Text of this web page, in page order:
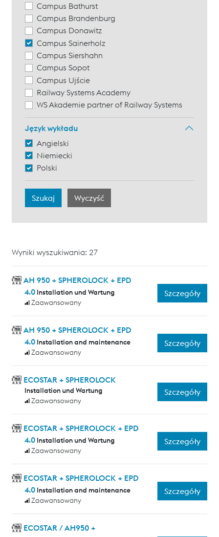
Campus Bathurst
Campus Brandenburg
Campus Donawitz
Campus Sainerholz
Campus Siershahn
Campus Sopot
Campus Ujście
Railway Systems Academy
WS Akademie partner of Railway Systems
Język wykładu
Angielski
Niemiecki
Polski
Wyniki wyszukiwania: 27
AH 950 + SPHEROLOCK + EPD
4.0 Installation und Wartung
Zaawansowany
Szczegóły
AH 950 + SPHEROLOCK + EPD
4.0 Installation and maintenance
Zaawansowany
Szczegóły
ECOSTAR + SPHEROLOCK
Installation und Wartung
Zaawansowany
Szczegóły
ECOSTAR + SPHEROLOCK + EPD
4.0 Installation und Wartung
Zaawansowany
Szczegóły
ECOSTAR + SPHEROLOCK + EPD
4.0 Installation and maintenance
Zaawansowany
Szczegóły
ECOSTAR / AH950 +